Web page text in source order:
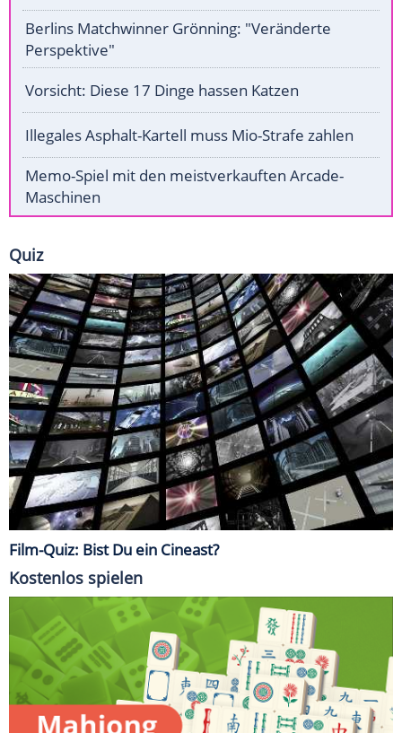
Berlins Matchwinner Grönning: "Veränderte
Perspektive"
Vorsicht: Diese 17 Dinge hassen Katzen
Illegales Asphalt-Kartell muss Mio-Strafe zahlen
Memo-Spiel mit den meistverkauften Arcade-
Maschinen
Quiz
Film-Quiz: Bist Du ein Cineast?
Kostenlos spielen